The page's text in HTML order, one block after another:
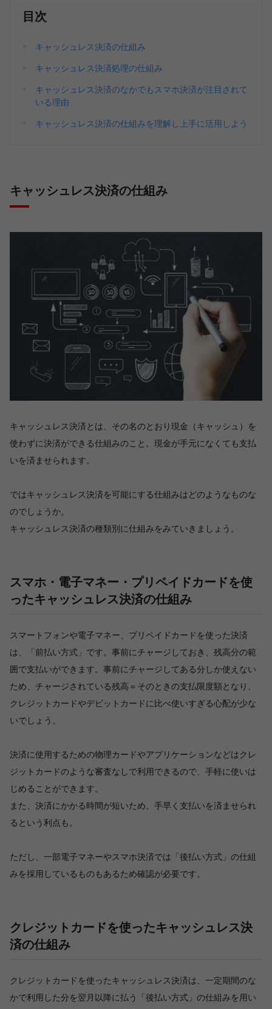
目次
キャッシュレス決済の仕組み
キャッシュレス決済処理の仕組み
キャッシュレス決済のなかでもスマホ決済が注目されて
いる理由
キャッシュレス決済の仕組みを理解し上手に活用しよう
キャッシュレス決済の仕組み
キャッシュレス決済とは、その名のとおり現金（キャッシュ）を
使わずに決済ができる仕組みのこと。現金が手元になくても支払
いを済ませられます。
ではキャッシュレス決済を可能にする仕組みはどのようなものな
のでしょうか。
キャッシュレス決済の種類別に仕組みをみていきましょう。
スマホ・電子マネー・プリペイドカードを使
ったキャッシュレス決済の仕組み
スマートフォンや電子マネー、プリペイドカードを使った決済
は、「前払い方式」です。事前にチャージしておき、残高分の範
囲で支払いができます。事前にチャージしてある分しか使えない
ため、チャージされている残高＝そのときの支払限度額となり、
クレジットカードやデビットカードに比べ使いすぎる心配が少な
いでしょう。
決済に使用するための物理カードやアプリケーションなどはクレ
ジットカードのような審査なしで利用できるので、手軽に使いは
じめることができます。
また、決済にかかる時間が短いため、手早く支払いを済ませられ
るという利点も。
ただし、一部電子マネーやスマホ決済では「後払い方式」の仕組
みを採用しているものもあるため確認が必要です。
クレジットカードを使ったキャッシュレス決
済の仕組み
クレジットカードを使ったキャッシュレス決済は、一定期間のな
かで利用した分を翌月以降に払う「後払い方式」の仕組みを用い